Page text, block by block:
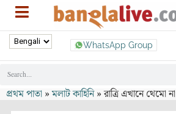
WhatsApp Group
প্রথম পাতা »মলাট কাহিনি»রাত্রি এখানে থেমো না